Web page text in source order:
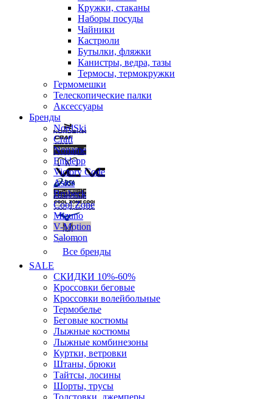
Кружки, стаканы
Наборы посуды
Чайники
Кастрюли
Бутылки, фляжки
Канистры, ведра, тазы
Термосы, термокружки
Гермомешки
Телескопические палки
Аксессуары
Бренды
NordSki
Craft
Noname
Enklepp
Victory Code
Asics
Brubeck
Cool Zone
Mizuno
V-Motion
Salomon
Все бренды
SALE
СКИДКИ 10%-60%
Кроссовки беговые
Кроссовки волейбольные
Термобелье
Беговые костюмы
Лыжные костюмы
Лыжные комбинезоны
Куртки, ветровки
Штаны, брюки
Тайтсы, лосины
Шорты, трусы
Толстовки, джемперы